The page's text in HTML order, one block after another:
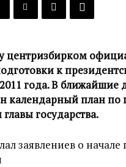
центризбирком
к
года. В ближайшие
календарный план по
государства.
заявлениев о начале